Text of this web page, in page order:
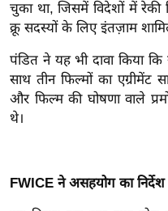
ड
फि
ल्म
स
मी
क्षा
e
चुका था, जिसमें विदेशों में रेकी
क्रू सदस्यों के लिए इंतज़ाम
पंडित ने यह भी दावा किया
साथ तीन फिल्मों का एग्रीमेंट
और फिल्म की घोषणा वाले
थे।
FWICE ने असहयोग का निर्देश